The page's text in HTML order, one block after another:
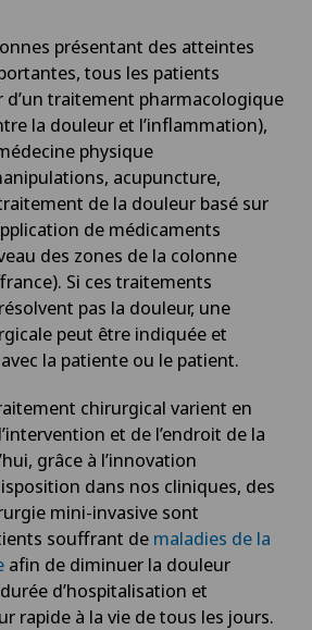
présentant des atteintes
tous les patients
d’un traitement pharmacologique
la douleur et l’inflammation),
physique
acupuncture,
de la douleur basé sur
de médicaments
des zones de la colonne
Si ces traitements
pas la douleur, une
peut être indiquée et
la patiente ou le patient.
chirurgical varient en
et de l’endroit de la
grâce à l’innovation
dans nos cliniques, des
mini-invasive sont
souffrant de maladies de la
afin de diminuer la douleur
d’hospitalisation et
rapide à la vie de tous les jours.